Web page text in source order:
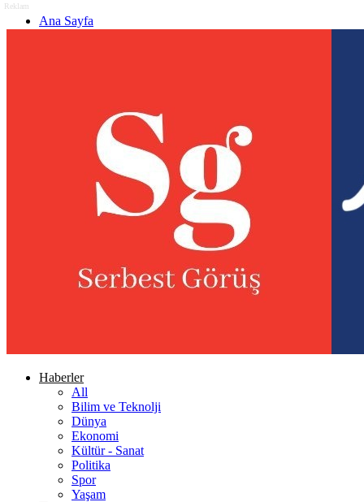
Ana Sayfa
Haberler
All
Bilim ve Teknolji
Dünya
Ekonomi
Kültür - Sanat
Politika
Spor
Yaşam
Reklam